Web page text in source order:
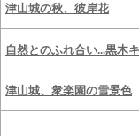
津山城の秋、彼岸花
自然とのふれ合い...黒木
津山城、衆楽園の雪景色